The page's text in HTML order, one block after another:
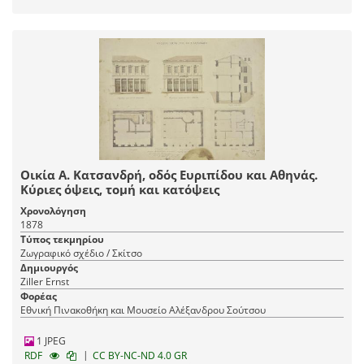
Οικία Α. Κατσανδρή, οδός Ευριπίδου και Αθηνάς.
Κύριες όψεις, τομή και κατόψεις
Χρονολόγηση
1878
Τύπος τεκμηρίου
Ζωγραφικό σχέδιο / Σκίτσο
Δημιουργός
Ziller Ernst
Φορέας
Εθνική Πινακοθήκη και Μουσείο Αλέξανδρου Σούτσου
1 JPEG
RDF
| CC BY-NC-ND 4.0 GR